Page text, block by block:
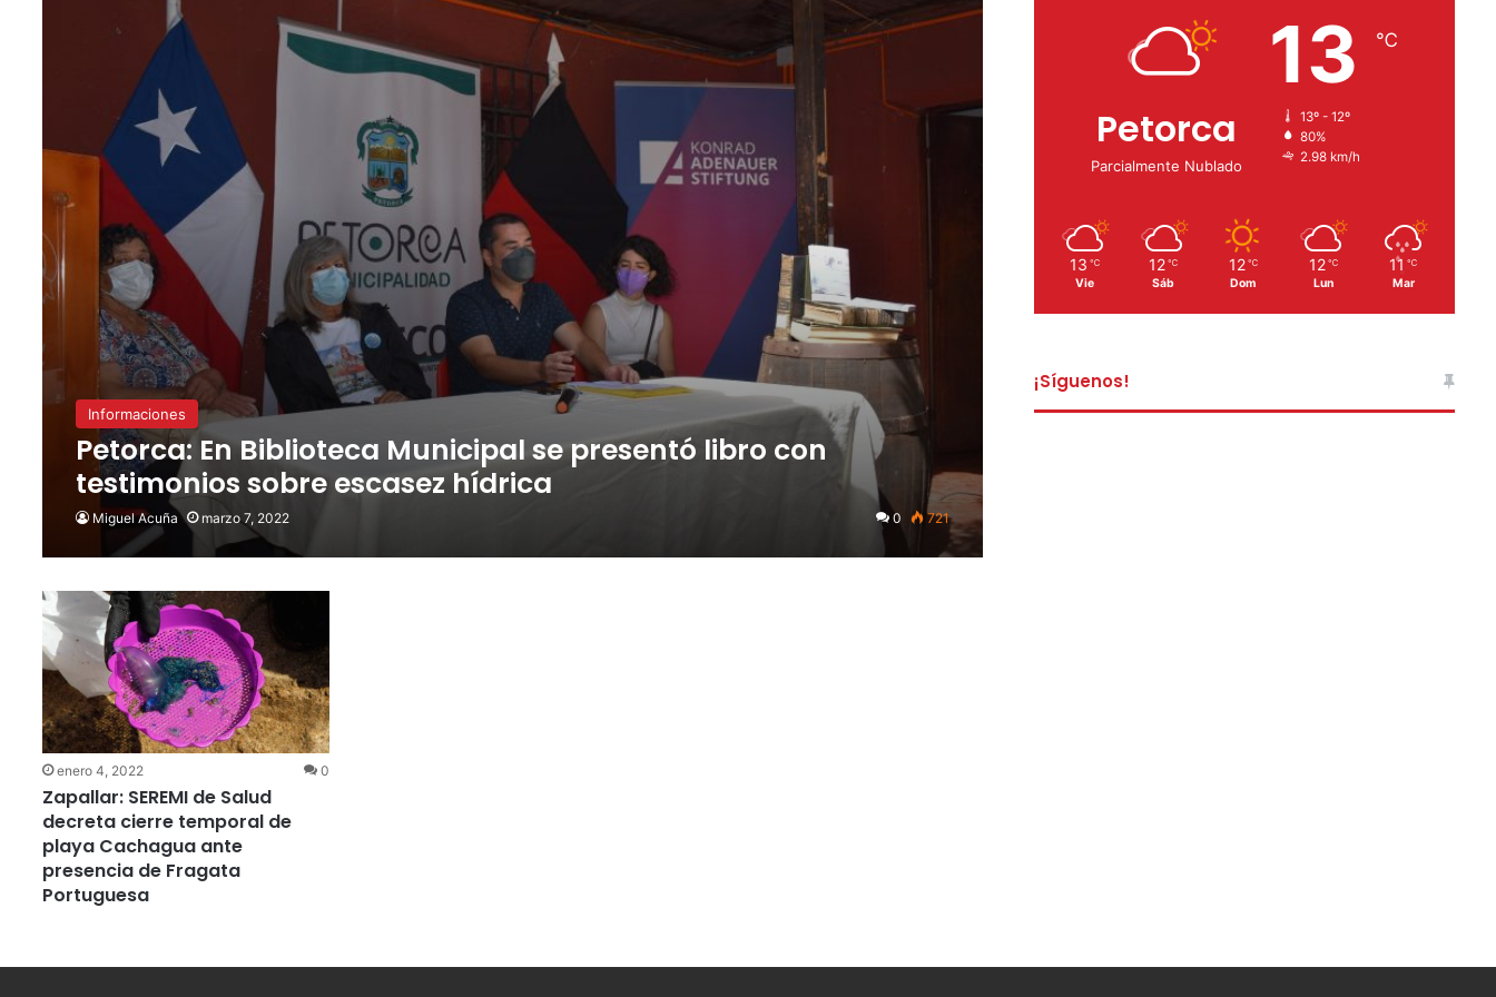
Informaciones
Petorca: En Biblioteca Municipal se presentó libro con
testimonios sobre escasez hídrica
Miguel Acuña marzo 7, 2022 0 721
enero 4, 2022 0
Zapallar: SEREMI de Salud
decreta cierre temporal de
playa Cachagua ante
presencia de Fragata
Portuguesa
Petorca
Parcialmente Nublado
13 ℃
13º - 12º
80%
2.98 km/h
13 ℃
Vie
12 ℃
Sáb
12 ℃
Dom
12 ℃
Lun
11 ℃
Mar
¡Síguenos!